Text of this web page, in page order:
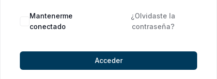
Alternative:
Mantenerme
conectado
¿Olvidaste la
contraseña?
Acceder